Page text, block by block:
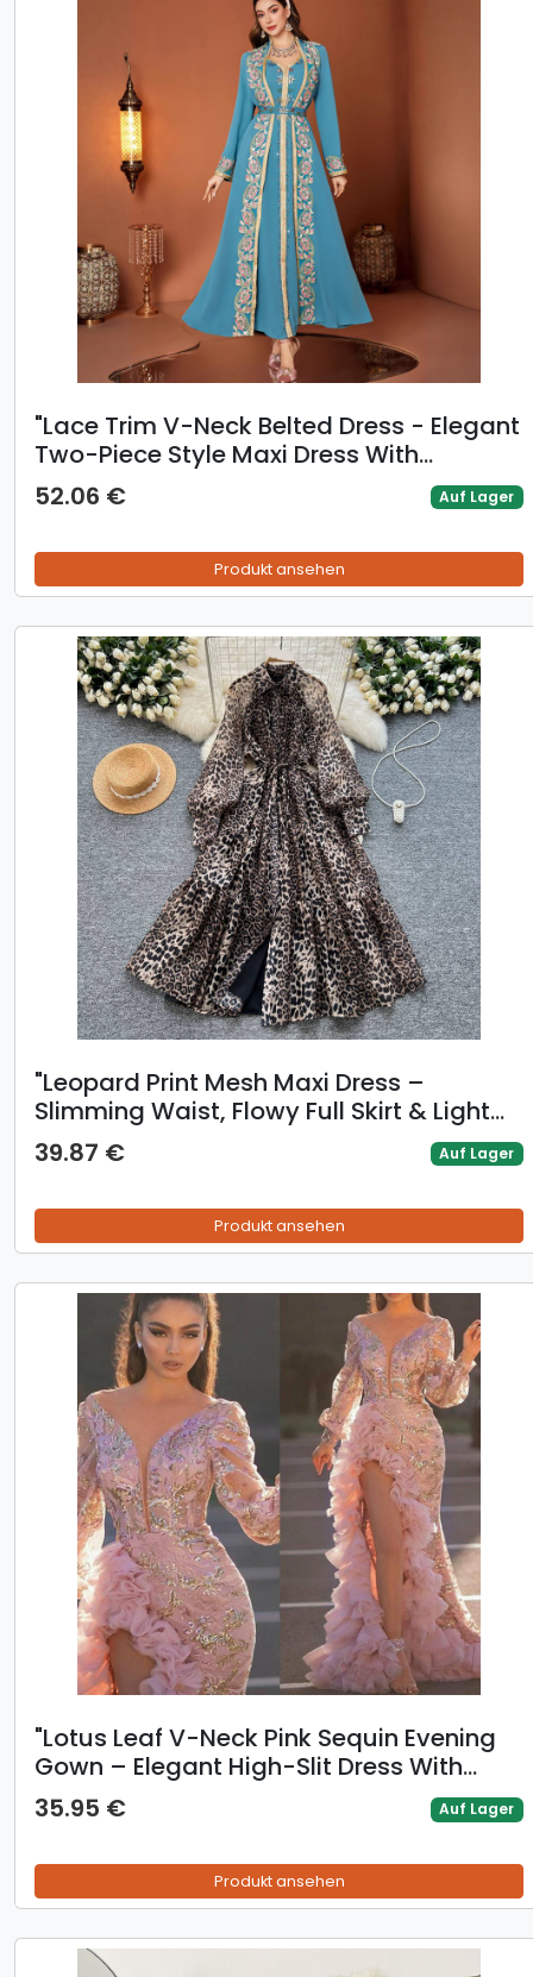
"Lace Trim V-Neck Belted Dress - Elegant
Two-Piece Style Maxi Dress With
Embroidery & Metallic Accents, Peacock
Blue Long Sleeve Gown"
52.06 € Auf Lager
Produkt ansehen
​​"Leopard Print Mesh Maxi Dress –
Slimming Waist, Flowy Full Skirt & Light
Luxury Style For Socialite Glamour"​​
39.87 € Auf Lager
Produkt ansehen
​​"Lotus Leaf V-Neck Pink Sequin Evening
Gown – Elegant High-Slit Dress With
Lantern Sleeves
35.95 € Auf Lager
Produkt ansehen